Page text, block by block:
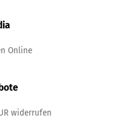
Online
widerrufen